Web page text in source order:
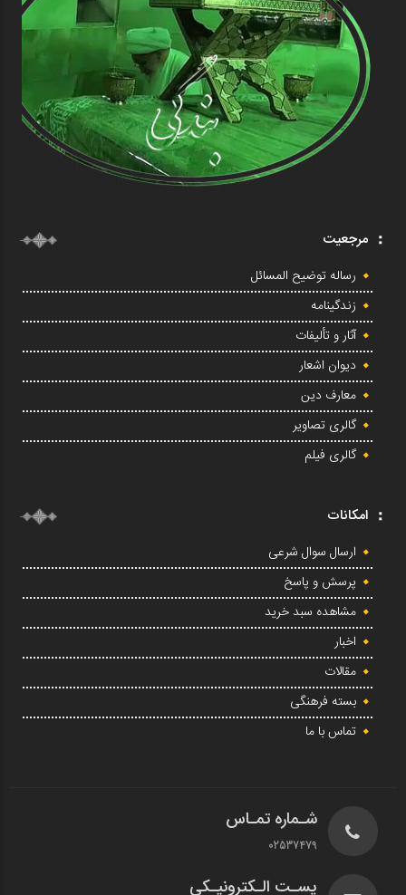
مرجعیت
رساله توضیح المسائل
زندگینامه
آثار و تألیفات
دیوان اشعار
معارف دین
گالری تصاویر
گالری فیلم
امکانات
ارسال سوال شرعی
پرسش و پاسخ
مشاهده سبد خرید
اخبار
مقالات
بسته فرهنگی
تماس با ما
شـماره تمـاس
02537479
پسـت الـکترونیـکی